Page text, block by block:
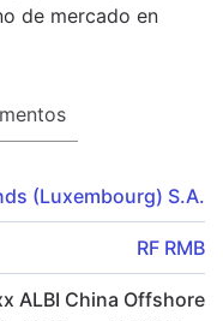
de mercado en
(Luxembourg) S.A.
RF RMB
ALBI China Offshore